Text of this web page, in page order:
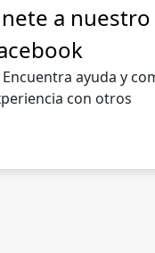
a
ayuda y
con otros